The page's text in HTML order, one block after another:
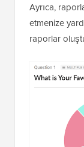
Ayrıca,
etmenize
raporlar